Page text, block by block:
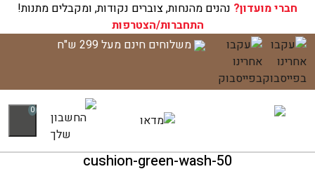
חברי מועדון? נהנים מהנחות, צוברים נקודות, ומקבלים מתנות!
התחברות/הצטרפות
דלג
לתוכן
משלוחים חינם מעל 299 ש"ח
0
עגלת הקניות שלך ריקה כעת!
cushion-green-wash-50